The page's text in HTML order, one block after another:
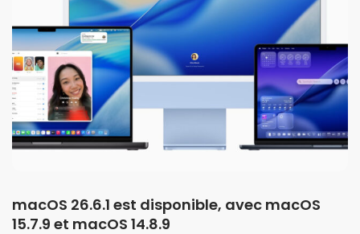
macOS 26.6.1 est disponible, avec macOS
15.7.9 et macOS 14.8.9